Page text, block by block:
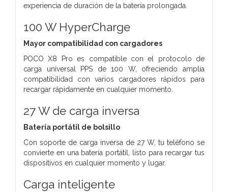
experiencia de duración de la batería prolongada.
100 W HyperCharge
Mayor compatibilidad con cargadores
POCO X8 Pro es compatible con el protocolo de
carga universal PPS de 100 W, ofreciendo amplia
compatibilidad con varios cargadores rápidos para
recargar rápidamente en cualquier momento.
27 W de carga inversa
Batería portátil de bolsillo
Con soporte de carga inversa de 27 W, tu teléfono se
convierte en una batería portátil, listo para recargar tus
dispositivos en cualquier momento y lugar.
Carga inteligente